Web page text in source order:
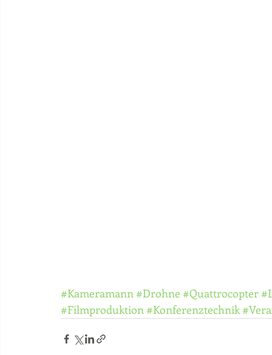
#Kameramann#Drohne #Quattrocopter
#Filmproduktion#Konferenztechnik